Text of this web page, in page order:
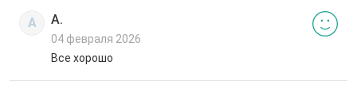
А А.
04 февраля 2026
Все хорошо